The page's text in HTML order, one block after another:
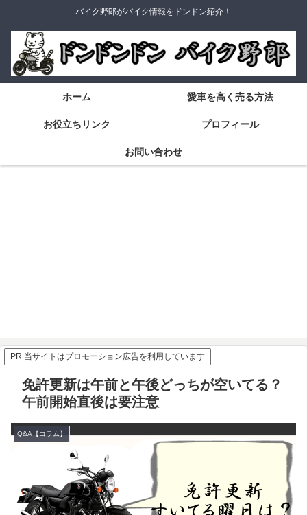
バイク野郎がバイク情報をドンドン紹介！
ホーム 愛車を高く売る方法
お役立ちリンク プロフィール
お問い合わせ
PR 当サイトはプロモーション広告を利用しています
免許更新は午前と午後どっちが空いてる？
午前開始直後は要注意
Q&A【コラム】